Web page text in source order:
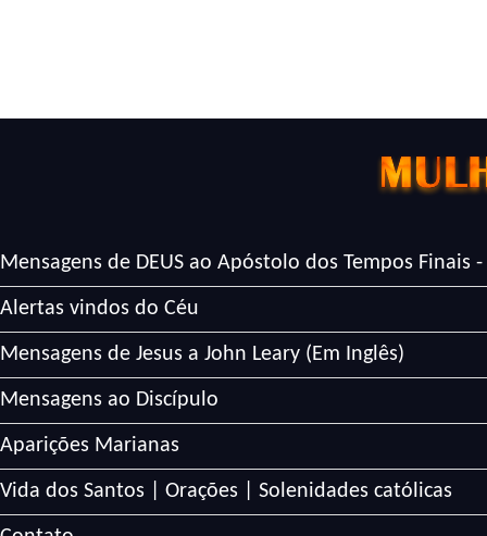
Mensagens de DEUS ao Apóstolo dos Tempos Finais -
Alertas vindos do Céu
Mensagens de Jesus a John Leary (Em Inglês)
Mensagens ao Discípulo
Aparições Marianas
Vida dos Santos | Orações | Solenidades católicas